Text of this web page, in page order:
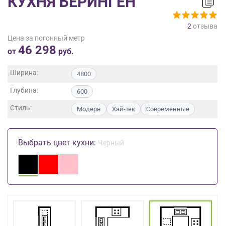
2 отзыва
Цена за погонный метр
от 46 298 руб.
Ширина: 4800
Глубина: 600
Стиль: Модерн Хай-тек Современные
Выбрать цвет кухни: Черный
данных ,
Согласие
обработку
данных
порядке
условиях
персональных